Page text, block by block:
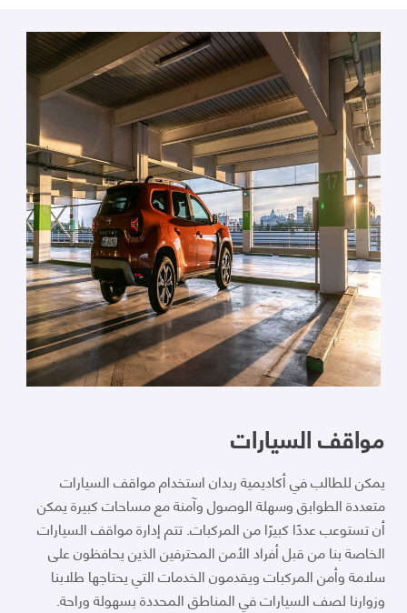
مواقف السيارات
يمكن للطالب في أكاديمية ربدان استخدام مواقف السيارات
متعددة الطوابق وسهلة الوصول وآمنة مع مساحات كبيرة يمكن
أن تستوعب عددًا كبيرًا من المركبات. تتم إدارة مواقف السيارات
الخاصة بنا من قبل أفراد الأمن المحترفين الذين يحافظون على
سلامة وأمن المركبات ويقدمون الخدمات التي يحتاجها طلابنا
وزوارنا لصف السيارات في المناطق المحددة بسهولة وراحة.